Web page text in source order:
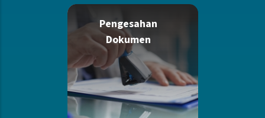
Pengesahan
Dokumen